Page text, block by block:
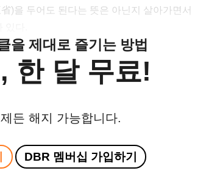
)을 두어도 된다는 뜻은 아닌지 살아가면서
을 제대로 즐기는 방법
한 달 무료!
든 해지 가능합니다.
DBR 멤버십 가입하기